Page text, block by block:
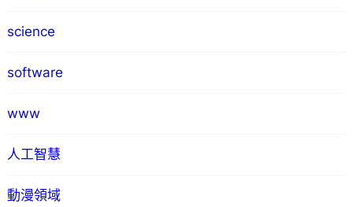
science
software
www
人工智慧
動漫領域